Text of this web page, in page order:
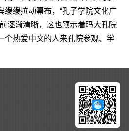
缓缓拉动幕布，“孔子学院文化广
逐渐清晰，这也预示着玛大孔院
个热爱中文的人来孔院参观、学